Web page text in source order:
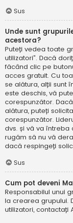
Sus
Unde sunt
acestora?
Puteți vedea toate
utilizatori”. Dacă
făcând clic pe
acces gratuit. Cu
se alătura, alții sunt
este deschis, vă
corespunzător.
alătura, puteți
corespunzător.
dvs. și vă va întreba
rugăm să nu vă
dacă respingeți
Sus
Cum pot deveni
Responsabilul unui
la crearea grupului.
utilizatori, contactați